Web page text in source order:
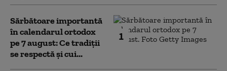
1
Sărbătoare importantă
în calendarul ortodox
pe 7 august: Ce tradiții
se respectă și cui...